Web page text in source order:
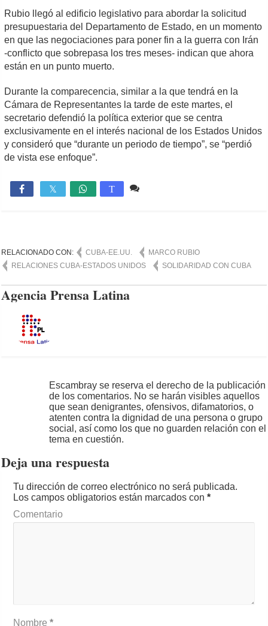
Rubio llegó al edificio legislativo para abordar la solicitud
presupuestaria del Departamento de Estado, en un momento
en que las negociaciones para poner fin a la guerra con Irán
-conflicto que sobrepasa los tres meses- indican que ahora
están en un punto muerto.
Durante la comparecencia, similar a la que tendrá en la
Cámara de Representantes la tarde de este martes, el
secretario defendió la política exterior que se centra
exclusivamente en el interés nacional de los Estados Unidos
y consideró que “durante un periodo de tiempo”, se “perdió
de vista ese enfoque”.
 T
RELACIONADO CON: CUBA-EE.UU.
MARCO RUBIO
RELACIONES CUBA-ESTADOS UNIDOS
SOLIDARIDAD CON CUBA
Agencia Prensa Latina
Escambray se reserva el derecho de la publicación
de los comentarios. No se harán visibles aquellos
que sean denigrantes, ofensivos, difamatorios, o
atenten contra la dignidad de una persona o grupo
social, así como los que no guarden relación con el
tema en cuestión.
Deja una respuesta
Tu dirección de correo electrónico no será publicada.
Los campos obligatorios están marcados con*
Comentario
Nombre*